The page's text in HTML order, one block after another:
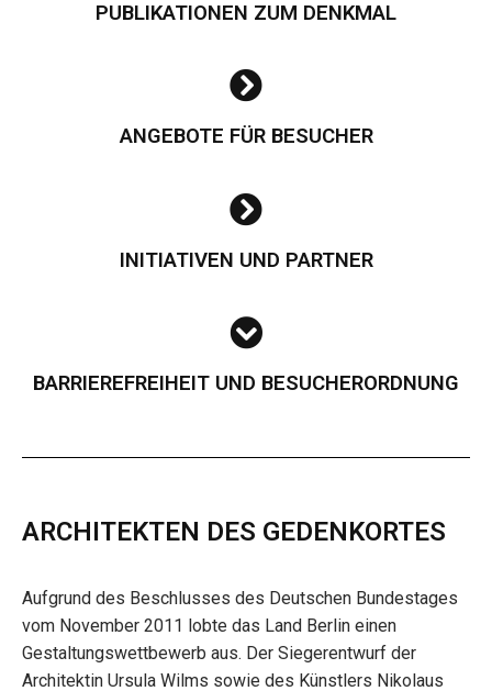
PUBLIKATIONEN ZUM DENKMAL
ANGEBOTE FÜR BESUCHER
INITIATIVEN UND PARTNER
BARRIEREFREIHEIT UND BESUCHERORDNUNG
ARCHITEKTEN DES GEDENKORTES
Aufgrund des Beschlusses des Deutschen Bundestages
vom November 2011 lobte das Land Berlin einen
Gestaltungswettbewerb aus. Der Siegerentwurf der
Architektin Ursula Wilms sowie des Künstlers Nikolaus